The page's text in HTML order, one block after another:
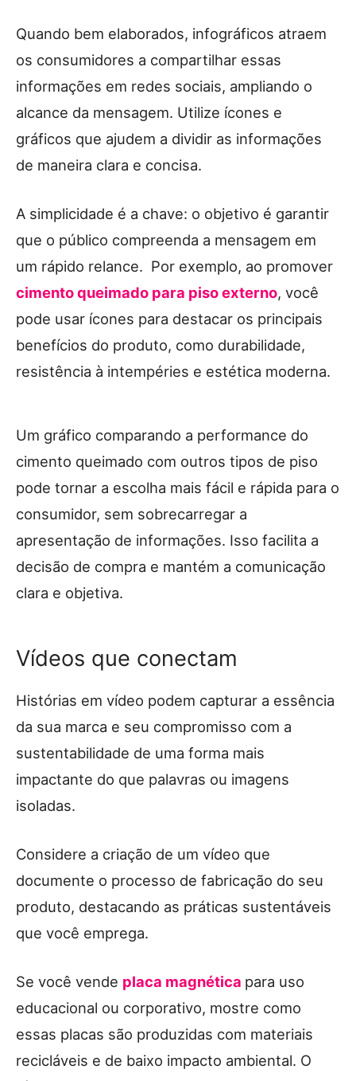
Quando bem elaborados, infográficos atraem
os consumidores a compartilhar essas
informações em redes sociais, ampliando o
alcance da mensagem. Utilize ícones e
gráficos que ajudem a dividir as informações
de maneira clara e concisa.
A simplicidade é a chave: o objetivo é garantir
que o público compreenda a mensagem em
um rápido relance. Por exemplo, ao promover
cimento queimado para piso externo, você
pode usar ícones para destacar os principais
benefícios do produto, como durabilidade,
resistência à intempéries e estética moderna.
Um gráfico comparando a performance do
cimento queimado com outros tipos de piso
pode tornar a escolha mais fácil e rápida para o
consumidor, sem sobrecarregar a
apresentação de informações. Isso facilita a
decisão de compra e mantém a comunicação
clara e objetiva.
Vídeos que conectam
Histórias em vídeo podem capturar a essência
da sua marca e seu compromisso com a
sustentabilidade de uma forma mais
impactante do que palavras ou imagens
isoladas.
Considere a criação de um vídeo que
documente o processo de fabricação do seu
produto, destacando as práticas sustentáveis
que você emprega.
Se você vende placa magnética para uso
educacional ou corporativo, mostre como
essas placas são produzidas com materiais
recicláveis e de baixo impacto ambiental. O